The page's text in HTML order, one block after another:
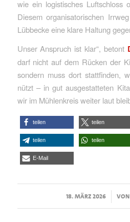
wie ein logistisches Luftschloss
Diesem organisatorischen
Lübbecke eine klare Haltung
Unser Anspruch ist klar“, betont
darf nicht auf dem Rücken der
sondern muss dort stattfinden,
nützt – in gut ausgestatteten
wir im Mühlenkreis weiter laut
teilen teilen
teilen teilen
E-Mail
18. MÄRZ 2026
/